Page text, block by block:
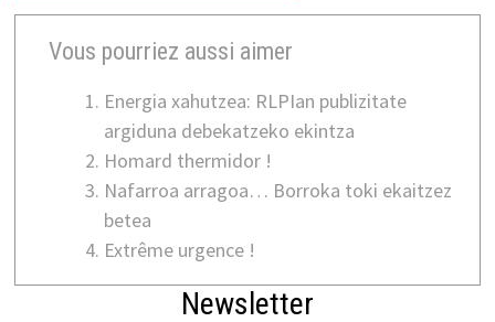
Vous pourriez aussi aimer
Energia xahutzea: RLPIan publizitate
argiduna debekatzeko ekintza
Homard thermidor !
Nafarroa arragoa… Borroka toki ekaitzez
betea
Extrême urgence !
Newsletter